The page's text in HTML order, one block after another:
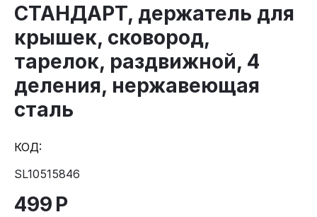
СТАНДАРТ, держатель для
крышек, сковород,
тарелок, раздвижной, 4
деления, нержавеющая
сталь
КОД:
SL10515846
499 Р